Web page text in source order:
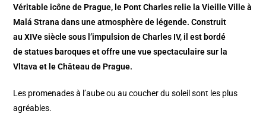
Véritable icône de Prague, le Pont Charles relie la Vieille Ville à
Malá Strana dans une atmosphère de légende. Construit
au XIVe siècle sous l’impulsion de Charles IV, il est bordé
de statues baroques et offre une vue spectaculaire sur la
Vltava et le Château de Prague.
Les promenades à l’aube ou au coucher du soleil sont les plus
agréables.